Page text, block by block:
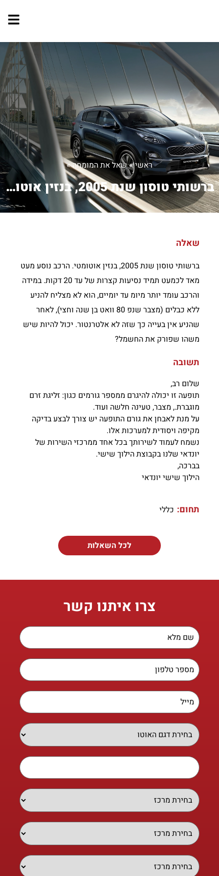
ראשי»שאל את המומחה»
ברשותי טוסון שנת 2005, בנזין אוטומטי....
שאלה
ברשותי טוסון שנת 2005, בנזין אוטומטי. הרכב נוסע מעט
מאד לכמעט תמיד נסיעות קצרות של עד 20 דקות. במידה
והרכב עומד יותר מיומ עד יומיים, הוא לא מצליח להניע
ללא כבלים (מצבר שנפ 80 וואט בן שנה וחצי), לאחר
שהניע אין בעייה כך שזה לא אלטרנטור. יכול להיות שיש
משהו שפורק את החשמל?
תשובה
שלום רב,
תופעה זו יכולה להיגרם ממספר גורמים כגון: זליגת זרם
מוגברת., מצבר, טעינה חלשה ועוד.
על מנת לאבחן את גורם התופעה יש צורך לבצע בדיקה
מקיפה ויסודית למערכות אלו.
נשמח לעמוד לשירותך בכל אחד ממרכזי השירות של
יונדאי שלנו בקבוצת הילוך שישי.
בברכה,
הילוך שישי יונדאי
תחום: כללי
לכל השאלות
צרו איתנו קשר